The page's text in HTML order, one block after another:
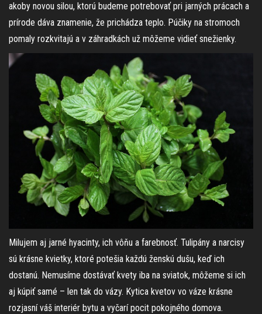
akoby novou silou, ktorú budeme potrebovať pri jarných prácach a
prírode dáva znamenie, že prichádza teplo. Púčiky na stromoch
pomaly rozkvitajú a v záhradkách už môžeme vidieť snežienky.
Milujem aj jarné hyacinty, ich vôňu a farebnosť. Tulipány a narcisy
sú krásne kvietky, ktoré potešia každú ženskú dušu, keď ich
dostanú. Nemusíme dostávať kvety iba na sviatok, môžeme si ich
aj kúpiť samé – len tak do vázy. Kytica kvetov vo váze krásne
rozjasní váš interiér bytu a vyčarí pocit pokojného domova.